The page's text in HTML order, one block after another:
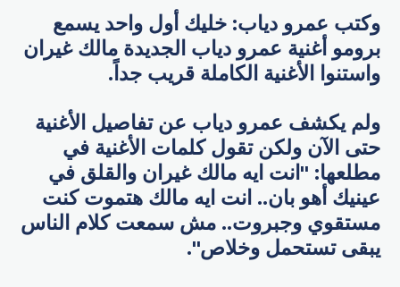
وكتب عمرو دياب: خليك أول واحد يسمع
برومو أغنية عمرو دياب الجديدة مالك غيران
واستنوا الأغنية الكاملة قريب جداً.
ولم يكشف عمرو دياب عن تفاصيل الأغنية
حتى الآن ولكن تقول كلمات الأغنية في
مطلعها: "انت ايه مالك غيران والقلق في
عينيك أهو بان.. انت ايه مالك هتموت كنت
مستقوي وجبروت.. مش سمعت كلام الناس
يبقى تستحمل وخلاص".